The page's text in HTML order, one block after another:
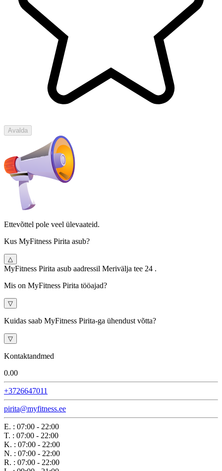
Avalda
Ettevõttel pole veel ülevaateid.
Kus MyFitness Pirita asub?
△
MyFitness Pirita asub aadressil Merivälja tee 24 .
Mis on MyFitness Pirita tööajad?
▽
Kuidas saab MyFitness Pirita-ga ühendust võtta?
▽
Kontaktandmed
0.00
+3726647011
pirita@myfitness.ee
E. : 07:00 - 22:00
T. : 07:00 - 22:00
K. : 07:00 - 22:00
N. : 07:00 - 22:00
R. : 07:00 - 22:00